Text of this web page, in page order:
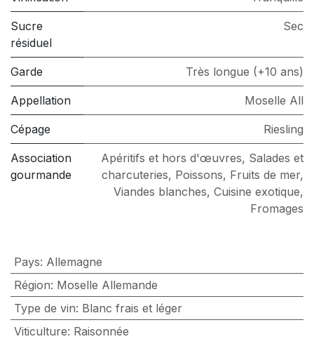
Sucre
résiduel
Sec
Garde Très longue (+10 ans)
Appellation Moselle All
Cépage Riesling
Association
gourmande
Apéritifs et hors d'œuvres, Salades et
charcuteries, Poissons, Fruits de mer,
Viandes blanches, Cuisine exotique,
Fromages
Pays: Allemagne
Région: Moselle Allemande
Type de vin: Blanc frais et léger
Viticulture: Raisonnée